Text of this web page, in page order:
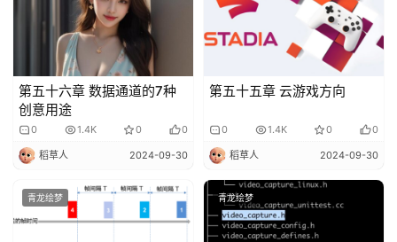
第五十六章 数据通道的7种
创意用途
0 1.4K 0 0
稻草人 2024-09-30
第五十五章 云游戏方向
0 1.4K 0 0
稻草人 2024-09-30
青龙绘梦 青龙绘梦